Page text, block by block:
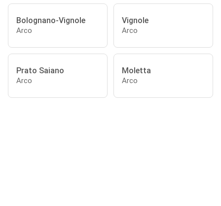
Bolognano-Vignole
Arco
Vignole
Arco
Prato Saiano
Arco
Moletta
Arco